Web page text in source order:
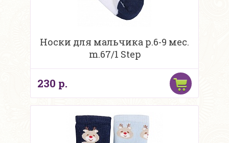
Носки для мальчика р.6-9 мес.
m.67/1 Step
230 р.